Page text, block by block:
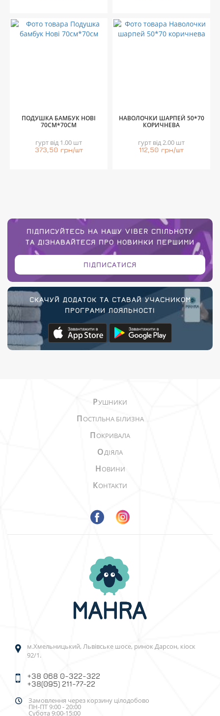
ПОДУШКА БАМБУК НОВІ
70СМ*70СМ
гурт від 1.00 шт
373,50 грн/шт
НАВОЛОЧКИ ШАРПЕЙ 50*70
КОРИЧНЕВА
гурт від 2.00 шт
112,50 грн/шт
ПІДПИСУЙТЕСЬ НА НАШУ VIBER СПІЛЬНОТУ
ТА ДІЗНАВАЙТЕСЯ ПРО НОВИНКИ ПЕРШИМИ
ПІДПИСАТИСЯ
СКАЧУЙ ДОДАТОК ТА СТАВАЙ УЧАСНИКОМ
ПРОГРАМИ ЛОЯЛЬНОСТІ
РУШНИКИ
ПОСТІЛЬНА БІЛИЗНА
ПОКРИВАЛА
ОДІЯЛА
НОВИНИ
КОНТАКТИ
м.Хмельницький, Львівське шосе, ринок Дарсон, кіоск
92/1.
+38 068 0-322-322
+38(095) 211-77-22
Замовлення через корзину цілодобово
ПН-ПТ 9:00 - 20:00
Субота 9:00-15:00